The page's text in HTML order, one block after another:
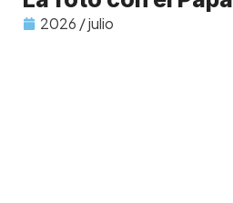
2026 / julio